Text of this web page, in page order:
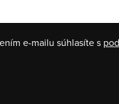
e-mailu súhlasíte s